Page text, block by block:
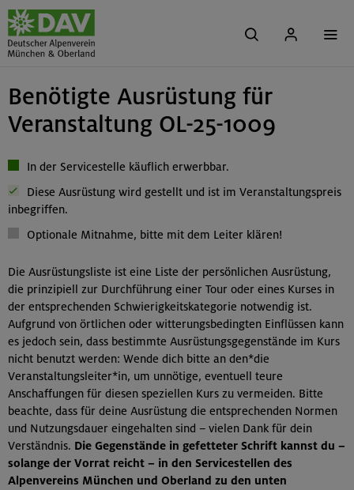
Benötigte Ausrüstung für
Veranstaltung OL-25-1009
In der Servicestelle käuflich erwerbbar.
Diese Ausrüstung wird gestellt und ist im Veranstaltungspreis
inbegriffen.
Optionale Mitnahme, bitte mit dem Leiter klären!
Die Ausrüstungsliste ist eine Liste der persönlichen Ausrüstung,
die prinzipiell zur Durchführung einer Tour oder eines Kurses in
der entsprechenden Schwierigkeitskategorie notwendig ist.
Aufgrund von örtlichen oder witterungsbedingten Einflüssen kann
es jedoch sein, dass bestimmte Ausrüstungsgegenstände im Kurs
nicht benutzt werden: Wende dich bitte an den*die
Veranstaltungsleiter*in, um unnötige, eventuell teure
Anschaffungen für diesen speziellen Kurs zu vermeiden. Bitte
beachte, dass für deine Ausrüstung die entsprechenden Normen
und Nutzungsdauer eingehalten sind – vielen Dank für dein
Verständnis. Die Gegenstände in gefetteter Schrift kannst du –
solange der Vorrat reicht – in den Servicestellen des
Alpenvereins München und Oberland zu den unten